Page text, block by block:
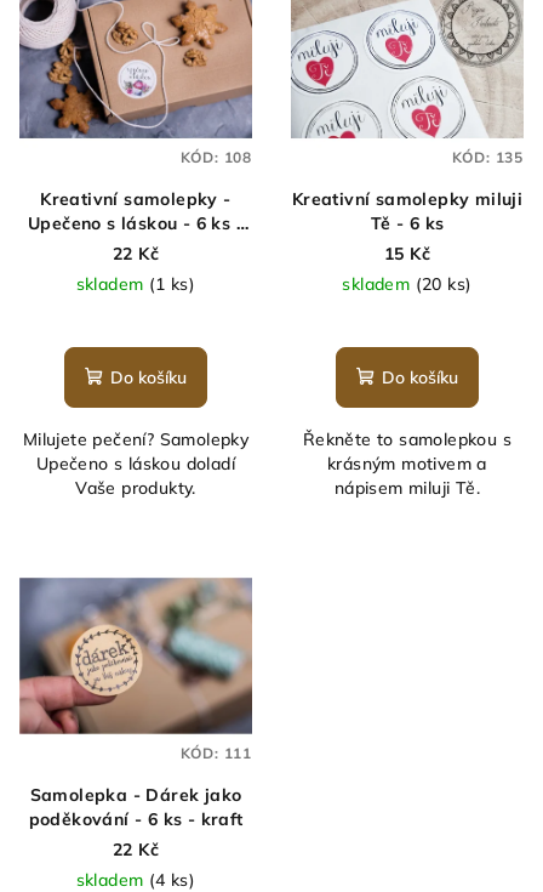
Kreativní samolepky -
Upečeno s láskou - 6 ks -
muffiny
22 Kč
skladem (1 ks)
Do košíku
Milujete pečení? Samolepky
Upečeno s láskou doladí
Vaše produkty.
KÓD: 108
Kreativní samolepky miluji
Tě - 6 ks
15 Kč
skladem (20 ks)
Do košíku
Řekněte to samolepkou s
krásným motivem a
nápisem miluji Tě.
KÓD: 135
Samolepka - Dárek jako
poděkování - 6 ks - kraft
22 Kč
skladem (4 ks)
KÓD: 111